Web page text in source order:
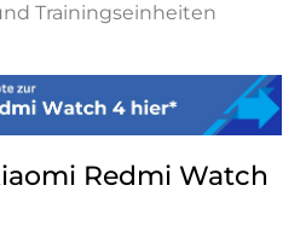
Trainingseinheiten
Redmi Watch